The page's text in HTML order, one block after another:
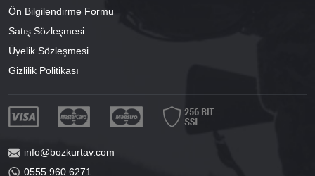
Ön Bilgilendirme Formu
Satış Sözleşmesi
Üyelik Sözleşmesi
Gizlilik Politikası
info@bozkurtav.com
0555 960 6271